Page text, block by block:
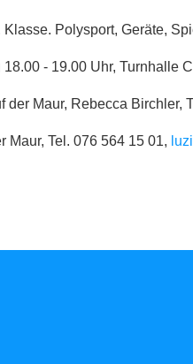
Klasse. Polysport, Geräte,
- 19.00 Uhr, Turnhalle
der Maur, Rebecca Birchler,
Maur, Tel. 076 564 15 01,